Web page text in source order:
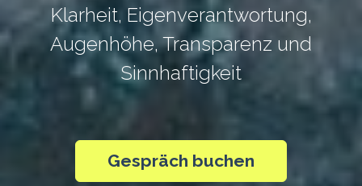
Klarheit, Eigenverantwortung,
Augenhöhe, Transparenz und
Sinnhaftigkeit
Gespräch buchen